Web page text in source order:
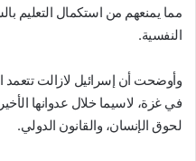
مما يمنعهم من استكمال التعليم
النفسية.
وأوضحت أن إسرائيل لازالت تتعمد
في غزة، لاسيما خلال عدوانها
لحوق الإنسان، والقانون الدولي.